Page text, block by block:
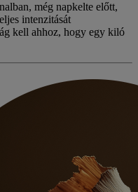
még napkelte előtt,
intenzitását
kell ahhoz, hogy egy kiló